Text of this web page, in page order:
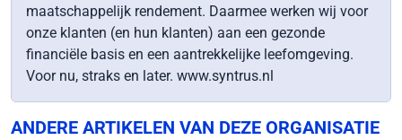
maatschappelijk rendement. Daarmee werken wij voor
onze klanten (en hun klanten) aan een gezonde
financiële basis en een aantrekkelijke leefomgeving.
Voor nu, straks en later. www.syntrus.nl
ANDERE ARTIKELEN VAN DEZE ORGANISATIE